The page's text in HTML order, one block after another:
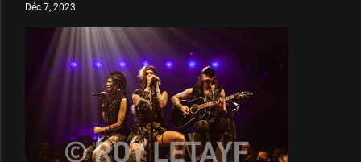
Déc 7, 2023